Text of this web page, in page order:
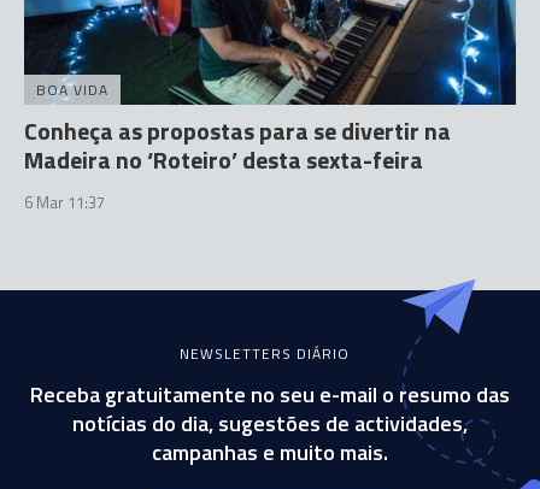
BOA VIDA
Conheça as propostas para se divertir na
Madeira no ‘Roteiro’ desta sexta-feira
6 Mar 11:37
NEWSLETTERS DIÁRIO
Receba gratuitamente no seu e-mail o resumo das
notícias do dia, sugestões de actividades,
campanhas e muito mais.